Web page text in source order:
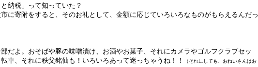
納税」って知っていた？
に寄附をすると、そのお礼として、金額に応じていろいろなものがもらえるんだっ
だよ。おそばや豚の味噌漬け、お酒やお菓子、それにカメラやゴルフクラブセッ
車、それに秩父銘仙も！いろいろあって迷っちゃうね！！
（それにしても、おねいさんはお